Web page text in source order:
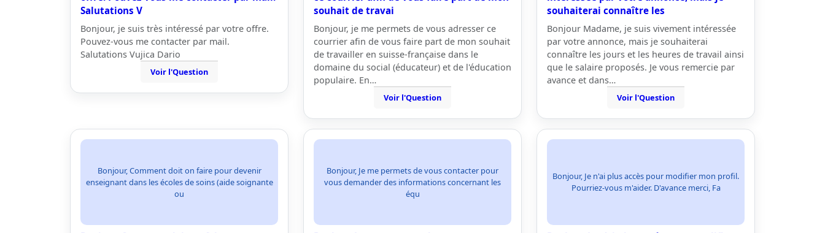
Salutations V
Bonjour, je suis très intéressé par votre offre.
Pouvez-vous me contacter par mail.
Salutations Vujica Dario
Voir l'Question
souhait de travai
Bonjour, je me permets de vous adresser ce
courrier afin de vous faire part de mon souhait
de travailler en suisse-française dans le
domaine du social (éducateur) et de l'éducation
populaire. En…
Voir l'Question
souhaiterai connaître les
Bonjour Madame, je suis vivement intéressée
par votre annonce, mais je souhaiterai
connaître les jours et les heures de travail ainsi
que le salaire proposés. Je vous remercie par
avance et dans…
Voir l'Question
Bonjour, Comment doit on faire pour devenir
enseignant dans les écoles de soins (aide soignante
ou
Bonjour, Je me permets de vous contacter pour
vous demander des informations concernant les
équ
Bonjour, Je n'ai plus accès pour modifier mon profil.
Pourriez-vous m'aider. D'avance merci, Fa